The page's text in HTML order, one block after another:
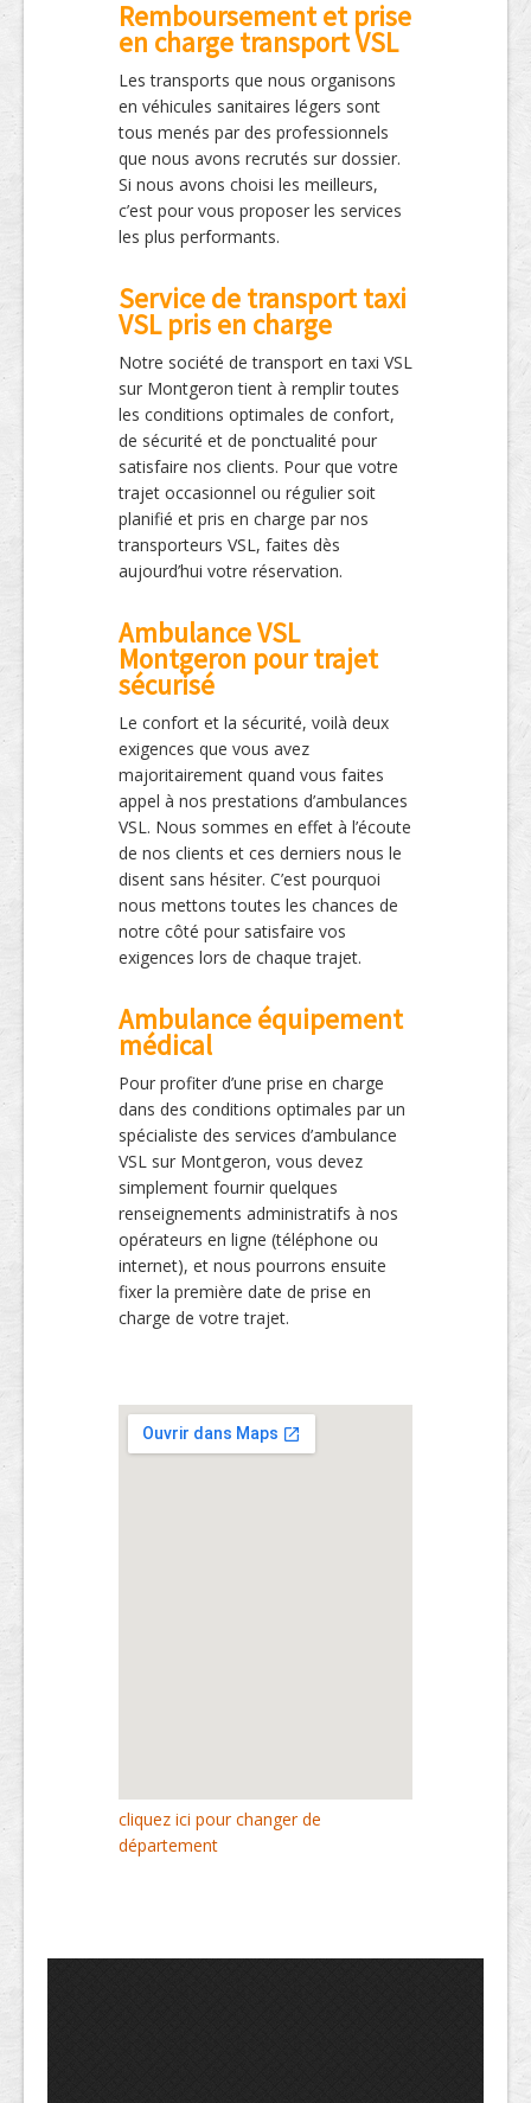
Remboursement et prise
en charge transport VSL
Les transports que nous organisons
en véhicules sanitaires légers sont
tous menés par des professionnels
que nous avons recrutés sur dossier.
Si nous avons choisi les meilleurs,
c’est pour vous proposer les services
les plus performants.
Service de transport taxi
VSL pris en charge
Notre société de transport en taxi VSL
sur Montgeron tient à remplir toutes
les conditions optimales de confort,
de sécurité et de ponctualité pour
satisfaire nos clients. Pour que votre
trajet occasionnel ou régulier soit
planifié et pris en charge par nos
transporteurs VSL, faites dès
aujourd’hui votre réservation.
Ambulance VSL
Montgeron pour trajet
sécurisé
Le confort et la sécurité, voilà deux
exigences que vous avez
majoritairement quand vous faites
appel à nos prestations d’ambulances
VSL. Nous sommes en effet à l’écoute
de nos clients et ces derniers nous le
disent sans hésiter. C’est pourquoi
nous mettons toutes les chances de
notre côté pour satisfaire vos
exigences lors de chaque trajet.
Ambulance équipement
médical
Pour profiter d’une prise en charge
dans des conditions optimales par un
spécialiste des services d’ambulance
VSL sur Montgeron, vous devez
simplement fournir quelques
renseignements administratifs à nos
opérateurs en ligne (téléphone ou
internet), et nous pourrons ensuite
fixer la première date de prise en
charge de votre trajet.
cliquez ici pour changer de
département